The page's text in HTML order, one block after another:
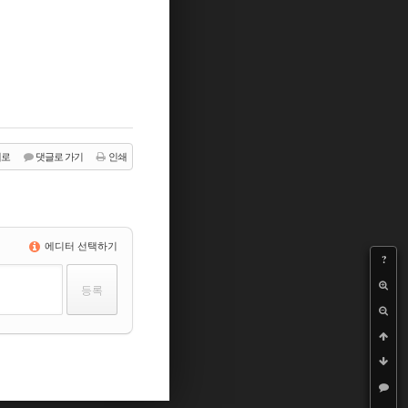
?
댓글로 가기 인쇄
에디터 선택하기